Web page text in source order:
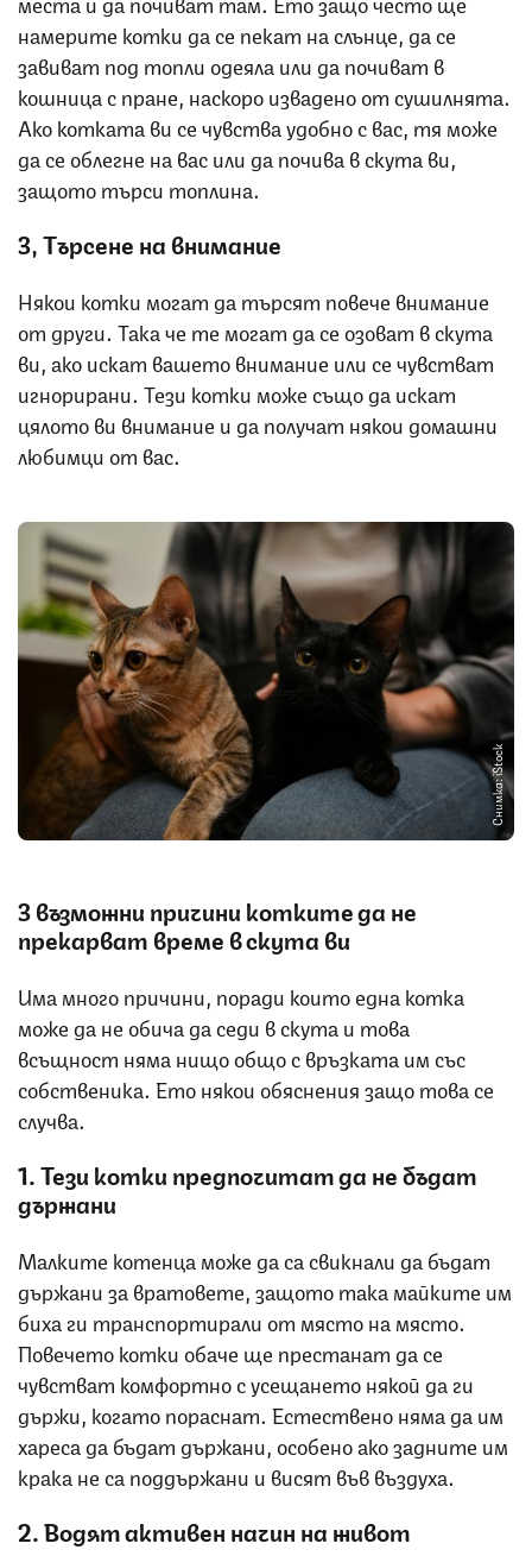
намерите котки да се пекат на слънце, да се
завиват под топли одеяла или да почиват в
кошница с пране, наскоро извадено от сушилнята.
Ако котката ви се чувства удобно с вас, тя може
да се облегне на вас или да почива в скута ви,
защото търси топлина.
3, Търсене на внимание
Някои котки могат да търсят повече внимание
от други. Така че те могат да се озоват в скута
ви, ако искат вашето внимание или се чувстват
игнорирани. Тези котки може също да искат
цялото ви внимание и да получат някои домашни
любимци от вас.
Снимка: iStock
3 възможни причини котките да не
прекарват време в скута ви
Има много причини, поради които една котка
може да не обича да седи в скута и това
всъщност няма нищо общо с връзката им със
собственика. Ето някои обяснения защо това се
случва.
1. Тези котки предпочитат да не бъдат
държани
Малките котенца може да са свикнали да бъдат
държани за вратовете, защото така майките им
биха ги транспортирали от място на място.
Повечето котки обаче ще престанат да се
чувстват комфортно с усещането някой да ги
държи, когато пораснат. Естествено няма да им
хареса да бъдат държани, особено ако задните им
крака не са поддържани и висят във въздуха.
2. Водят активен начин на живот